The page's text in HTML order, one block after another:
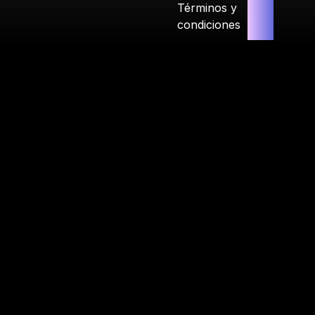
Términos y
condiciones